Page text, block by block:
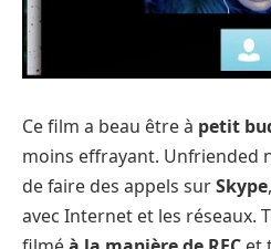
Ce film a beau être à petit
moins effrayant. Unfriended
de faire des appels surSkype
avec Internet et les réseaux.